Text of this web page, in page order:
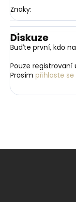
Znaky:
Diskuze
Buďte první, kdo
Pouze
Prosím přihlaste se